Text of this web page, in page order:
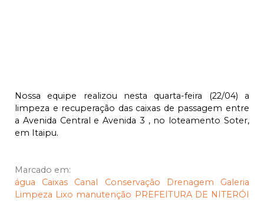
Nossa equipe realizou nesta quarta-feira (22/04) a
limpeza e recuperação das caixas de passagem entre
a Avenida Central e Avenida 3 , no loteamento Soter,
em Itaipu.
Marcado em:
água
Caixas Canal Conservação Drenagem
Galeria
Limpeza Lixo manutenção PREFEITURA DE NITERÓI